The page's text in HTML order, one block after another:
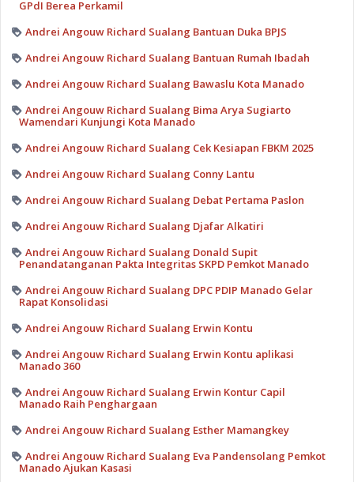
GPdI Berea Perkamil
Andrei Angouw Richard Sualang Bantuan Duka BPJS
Andrei Angouw Richard Sualang Bantuan Rumah Ibadah
Andrei Angouw Richard Sualang Bawaslu Kota Manado
Andrei Angouw Richard Sualang Bima Arya Sugiarto
Wamendari Kunjungi Kota Manado
Andrei Angouw Richard Sualang Cek Kesiapan FBKM 2025
Andrei Angouw Richard Sualang Conny Lantu
Andrei Angouw Richard Sualang Debat Pertama Paslon
Andrei Angouw Richard Sualang Djafar Alkatiri
Andrei Angouw Richard Sualang Donald Supit
Penandatanganan Pakta Integritas SKPD Pemkot Manado
Andrei Angouw Richard Sualang DPC PDIP Manado Gelar
Rapat Konsolidasi
Andrei Angouw Richard Sualang Erwin Kontu
Andrei Angouw Richard Sualang Erwin Kontu aplikasi
Manado 360
Andrei Angouw Richard Sualang Erwin Kontur Capil
Manado Raih Penghargaan
Andrei Angouw Richard Sualang Esther Mamangkey
Andrei Angouw Richard Sualang Eva Pandensolang Pemkot
Manado Ajukan Kasasi